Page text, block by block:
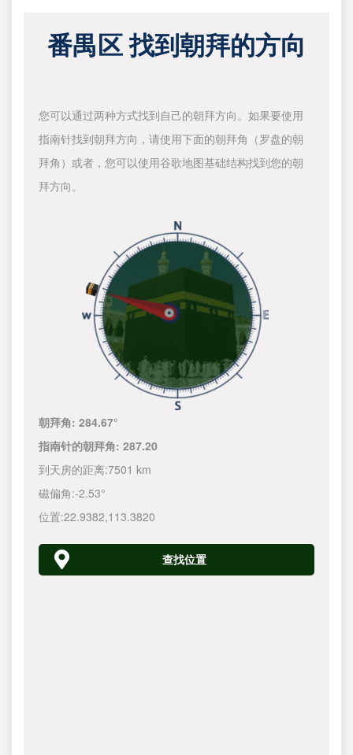
番禺区 找到朝拜的方向
您可以通过两种方式找到自己的朝拜方向。如果要使用
指南针找到朝拜方向，请使用下面的朝拜角（罗盘的朝
拜角）或者，您可以使用谷歌地图基础结构找到您的朝
拜方向。
朝拜角:284.67°
指南针的朝拜角:287.20
到天房的距离:7501 km
磁偏角:-2.53°
位置:22.9382,113.3820
查找位置